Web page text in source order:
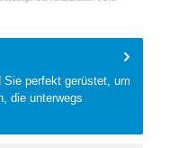
perfekt gerüstet, um
die unterwegs